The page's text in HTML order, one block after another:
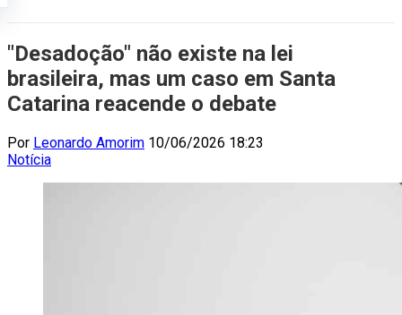
"Desadoção" não existe na lei
brasileira, mas um caso em Santa
Catarina reacende o debate
Por Leonardo Amorim 10/06/2026 18:23
Notícia